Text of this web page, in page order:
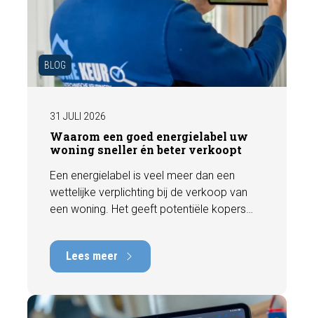
BLOG
31 JULI 2026
Waarom een goed energielabel uw
woning sneller én beter verkoopt
Een energielabel is veel meer dan een
wettelijke verplichting bij de verkoop van
een woning. Het geeft potentiële kopers
woning en kan een positieve invloed
hebben op de verkoopbaarheid en waarde.
In deze blog leggen we uit waarom een
actueel energielabel belangrijk is en hoe u
ervoor zorgt dat uw woning optimaal wordt
Lees meer